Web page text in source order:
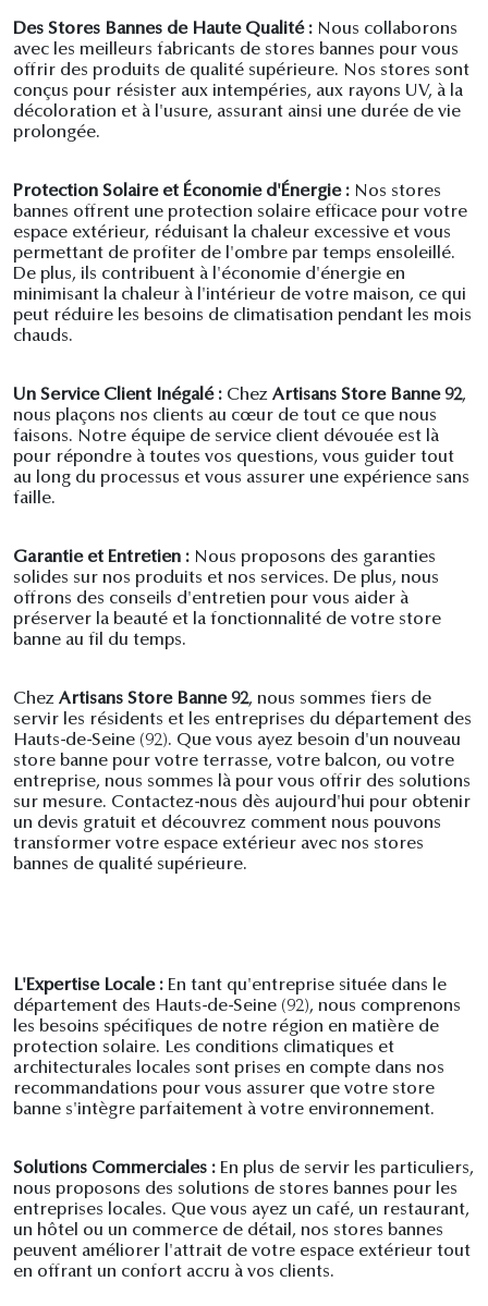
Des Stores Bannes de Haute Qualité : Nous collaborons
avec les meilleurs fabricants de stores bannes pour vous
offrir des produits de qualité supérieure. Nos stores sont
conçus pour résister aux intempéries, aux rayons UV, à la
décoloration et à l'usure, assurant ainsi une durée de vie
prolongée.
Protection Solaire et Économie d'Énergie : Nos stores
bannes offrent une protection solaire efficace pour votre
espace extérieur, réduisant la chaleur excessive et vous
permettant de profiter de l'ombre par temps ensoleillé.
De plus, ils contribuent à l'économie d'énergie en
minimisant la chaleur à l'intérieur de votre maison, ce qui
peut réduire les besoins de climatisation pendant les mois
chauds.
Un Service Client Inégalé : Chez Artisans Store Banne 92,
nous plaçons nos clients au cœur de tout ce que nous
faisons. Notre équipe de service client dévouée est là
pour répondre à toutes vos questions, vous guider tout
au long du processus et vous assurer une expérience sans
faille.
Garantie et Entretien : Nous proposons des garanties
solides sur nos produits et nos services. De plus, nous
offrons des conseils d'entretien pour vous aider à
préserver la beauté et la fonctionnalité de votre store
banne au fil du temps.
Chez Artisans Store Banne 92, nous sommes fiers de
servir les résidents et les entreprises du département des
Hauts-de-Seine (92). Que vous ayez besoin d'un nouveau
store banne pour votre terrasse, votre balcon, ou votre
entreprise, nous sommes là pour vous offrir des solutions
sur mesure. Contactez-nous dès aujourd'hui pour obtenir
un devis gratuit et découvrez comment nous pouvons
transformer votre espace extérieur avec nos stores
bannes de qualité supérieure.
L'Expertise Locale : En tant qu'entreprise située dans le
département des Hauts-de-Seine (92), nous comprenons
les besoins spécifiques de notre région en matière de
protection solaire. Les conditions climatiques et
architecturales locales sont prises en compte dans nos
recommandations pour vous assurer que votre store
banne s'intègre parfaitement à votre environnement.
Solutions Commerciales : En plus de servir les particuliers,
nous proposons des solutions de stores bannes pour les
entreprises locales. Que vous ayez un café, un restaurant,
un hôtel ou un commerce de détail, nos stores bannes
peuvent améliorer l'attrait de votre espace extérieur tout
en offrant un confort accru à vos clients.